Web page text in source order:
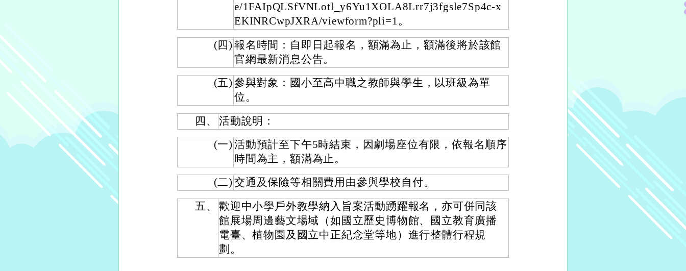
e/1FAIpQLSfVNLotl_y6Yu1XOLA8Lrr7j3fgsle7Sp4c-x
EKINRCwpJXRA/viewform?pli=1。
(四) 報名時間：自即日起報名，額滿為止，額滿後將於該館
官網最新消息公告。
(五) 參與對象：國小至高中職之教師與學生，以班級為單
位。
四、
活動說明：
(一) 活動預計至下午5時結束，因劇場座位有限，依報名順序
時間為主，額滿為止。
(二) 交通及保險等相關費用由參與學校自付。
五、
歡迎中小學戶外教學納入旨案活動踴躍報名，亦可併同該
館展場周邊藝文場域（如國立歷史博物館、國立教育廣播
電臺、植物園及國立中正紀念堂等地）進行整體行程規
劃。